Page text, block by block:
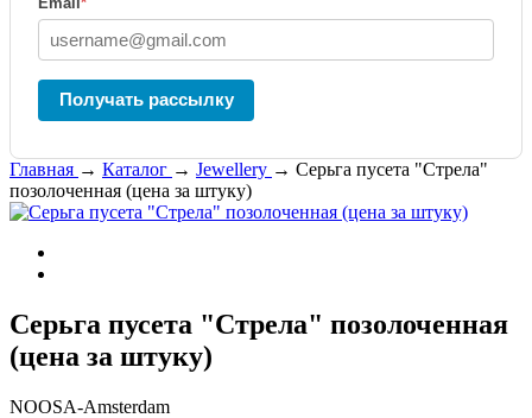
Получать рассылку
Главная → Каталог → Jewellery → Серьга пусета "Стрела"
позолоченная (цена за штуку)
Серьга пусета "Стрела" позолоченная
(цена за штуку)
NOOSA-Amsterdam